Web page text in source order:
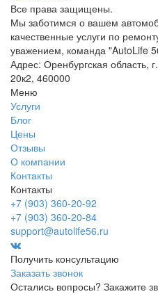
Все права защищены.
Мы заботимся о вашем
качественные услуги по
уважением, команда "AutoLife
Адрес: Оренбургская область,
20к2, 460000
Меню
Услуги
Блог
Цены
Отзывы
О компании
Контакты
Контакты
+7 (903) 360-20-92
+7 (903) 360-20-84
support@autolife56.ru
Получить консультацию
Заказать звонок
Остались вопросы? Закажите